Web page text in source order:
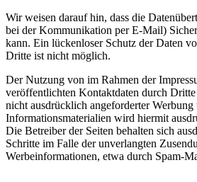
Wir weisen darauf hin, dass die
bei der Kommunikation per E-Mail)
kann. Ein lückenloser Schutz der Daten
Dritte ist nicht möglich.
Der Nutzung von im Rahmen der
veröffentlichten Kontaktdaten durch
nicht ausdrücklich angeforderter Werbung
Informationsmaterialien wird hiermit
Die Betreiber der Seiten behalten sich
Schritte im Falle der unverlangten
Werbeinformationen, etwa durch Spam-